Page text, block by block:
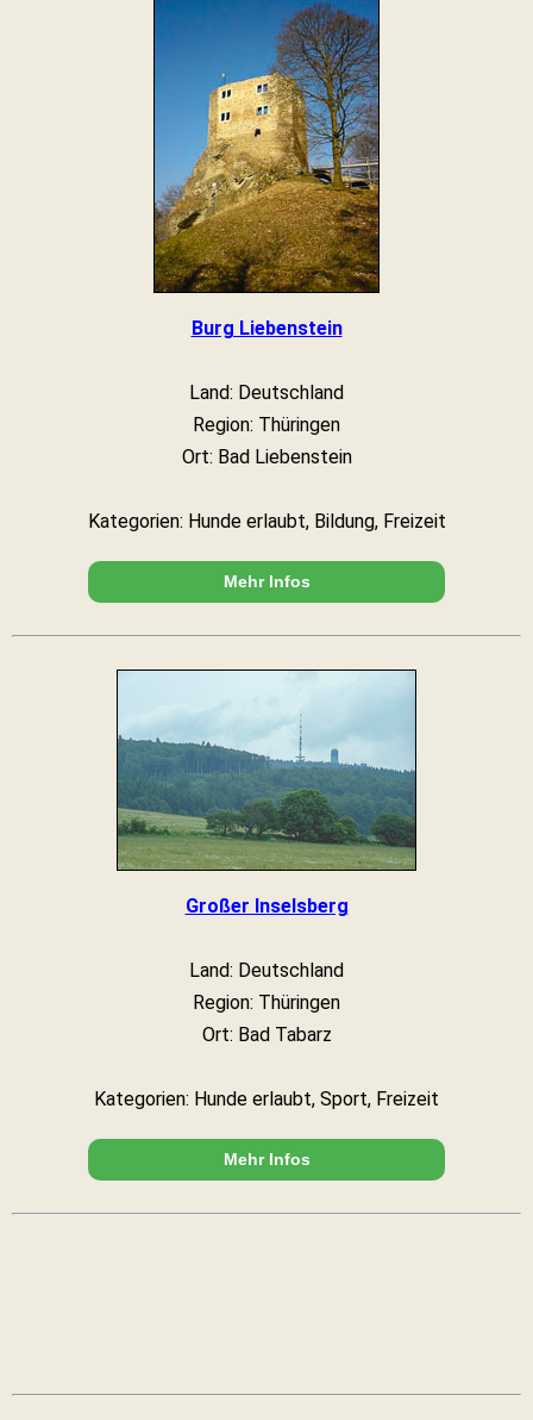
Burg Liebenstein
Land: Deutschland
Region: Thüringen
Ort: Bad Liebenstein
Kategorien: Hunde erlaubt, Bildung, Freizeit
Mehr Infos
Großer Inselsberg
Land: Deutschland
Region: Thüringen
Ort: Bad Tabarz
Kategorien: Hunde erlaubt, Sport, Freizeit
Mehr Infos